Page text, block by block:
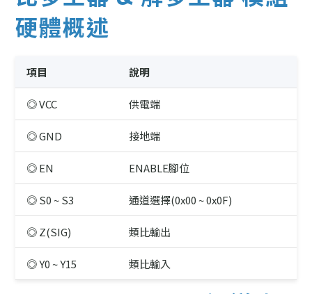
硬體概述
項目 說明
◎ VCC 供電端
◎ GND 接地端
◎ EN ENABLE腳位
◎ S0 ~ S3 通道選擇(0x00 ~ 0x0F)
◎ Z(SIG) 類比輸出
◎ Y0 ~ Y15 類比輸入